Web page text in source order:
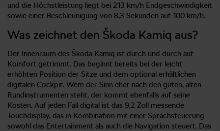
und die Höchstleistung liegt bei 213 km/h Endgeschwindigkeit
sowie einer Beschleunigung von 8,3 Sekunden auf 100 km/h.
Was zeichnet den Škoda Kamiq aus?
Der Innenraum des Škoda Kamiq ist durch und durch auf
Komfort getrimmt. Das beginnt bereits bei der leicht
erhöhten Position der Sitze und dem optional erhältlichen
digitalen Cockpit. Wem der Sinn eher nach den guten, alten
Rundinstrumenten steht, der kommt ebenfalls auf seine
Kosten. Auf jeden Fall digital ist das 9,2 Zoll messende
Touchdisplay, das in Kombination mit einer Sprachsteuerung
sowohl das Entertainment als auch die Navigation steuert. Das